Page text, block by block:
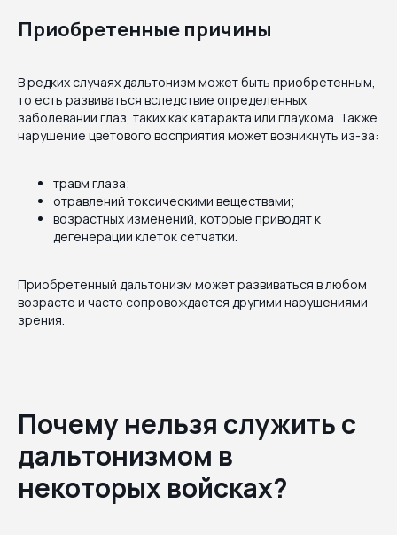
Приобретенные причины
В редких случаях дальтонизм может быть приобретенным,
то есть развиваться вследствие определенных
заболеваний глаз, таких как катаракта или глаукома. Также
нарушение цветового восприятия может возникнуть из-за:
травм глаза;
отравлений токсическими веществами;
возрастных изменений, которые приводят к
дегенерации клеток сетчатки.
Приобретенный дальтонизм может развиваться в любом
возрасте и часто сопровождается другими нарушениями
зрения.
Почему нельзя служить с
дальтонизмом в
некоторых войсках?